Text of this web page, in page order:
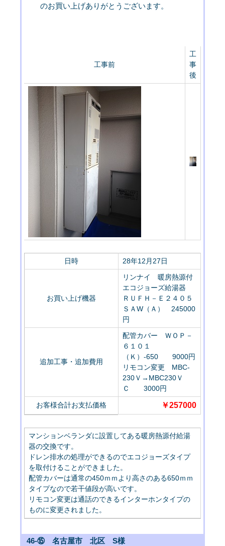
のお買い上げありがとうございます。
工事前
工
事
後
日時 28年12月27日
お買い上げ機器
リンナイ 暖房熱源付
エコジョーズ給湯器
ＲＵＦＨ－Ｅ２４０５
ＳＡW（Ａ） 245000
円
追加工事・追加費用
配管カバー ＷＯＰ－
６１０１
（Ｋ）-650 9000円
リモコン変更 MBC-
230Ｖ→MBC230Ｖ
Ｃ 3000円
お客様合計お支払価格 ￥257000
マンションベランダに設置してある暖房熱源付給湯
器の交換です。
ドレン排水の処理ができるのでエコジョーズタイプ
を取付けることができました。
配管カバーは通常の450ｍｍより高さのある650ｍｍ
タイプなので若干値段が高いです。
リモコン変更は通話のできるインターホンタイプの
ものに変更されました。
46-⑮ 名古屋市 北区 S様